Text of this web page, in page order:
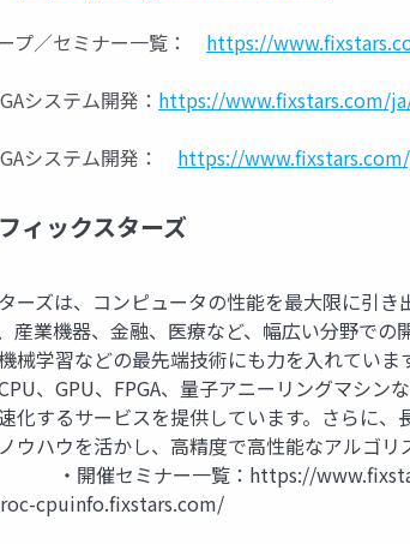
プ／セミナー一覧： https://
システム開発： https://www.fixstars.com/
システム開発： https://
ィックスターズ
ーズは、コンピュータの性能を最大限に引
産業機器、金融、医療など、幅広い分野での
械学習などの最先端技術にも力を入れていま
、GPU、FPGA、量子アニーリングマシン
化するサービスを提供しています。さらに
ウハウを活かし、高精度で高性能なアルゴリ
セミナー一覧：https://
cpuinfo.fixstars.com/